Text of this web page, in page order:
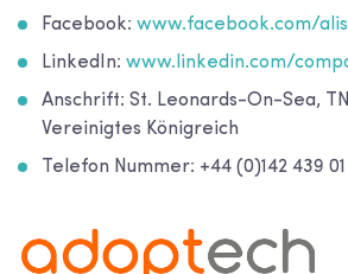
Facebook: www.facebook.com/
LinkedIn: www.linkedin.com/
Anschrift: St. Leonards-On-Sea,
Vereinigtes Königreich
Telefon Nummer: +44 (0)142 439